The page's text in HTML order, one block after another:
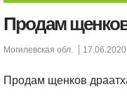
Продам
Могилевская обл. 17.06.2020
Продам щенков